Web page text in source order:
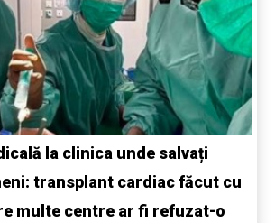
la clinica unde salvați
transplant cardiac făcut cu
multe centre ar fi refuzat-o